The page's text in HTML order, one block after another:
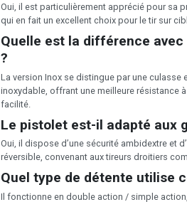
Oui, il est particulièrement apprécié pour sa
qui en fait un excellent choix pour le tir sur
Quelle est la différence avec
?
La version Inox se distingue par une culasse
inoxydable, offrant une meilleure résistance
facilité.
Le pistolet est-il adapté aux
Oui, il dispose d’une sécurité ambidextre et
réversible, convenant aux tireurs droitiers
Quel type de détente utilise
Il fonctionne en double action / simple